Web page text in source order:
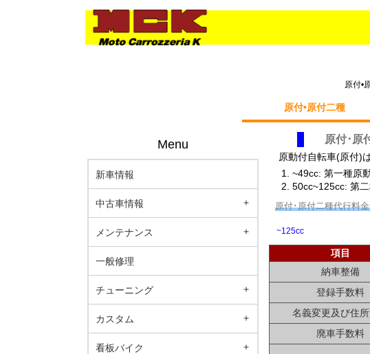
原付•
原付•原付二種
原付･原
原動付自転車(原付)
~49cc: 第一種原
50cc~125cc: 第
原付･原付二種代行料
~125cc
項目
納車整備
登録手数料
名義変更及び住
廃車手数料
Menu
新車情報
中古車情報
メンテナンス
一般修理
チューニング
カスタム
看板バイク